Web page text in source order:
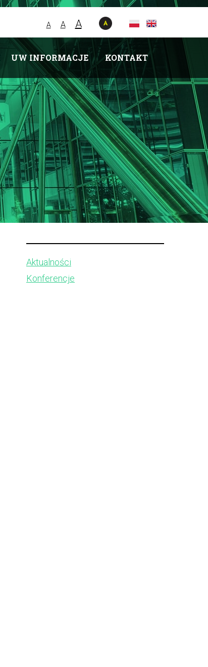
A A A
UW INFORMACJE KONTAKT
Aktualności
Konferencje